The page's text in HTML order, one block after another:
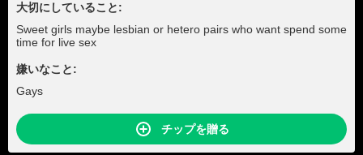
大切にしていること:
Sweet girls maybe lesbian or hetero pairs who want spend some
time for live sex
嫌いなこと:
Gays
チップを贈る